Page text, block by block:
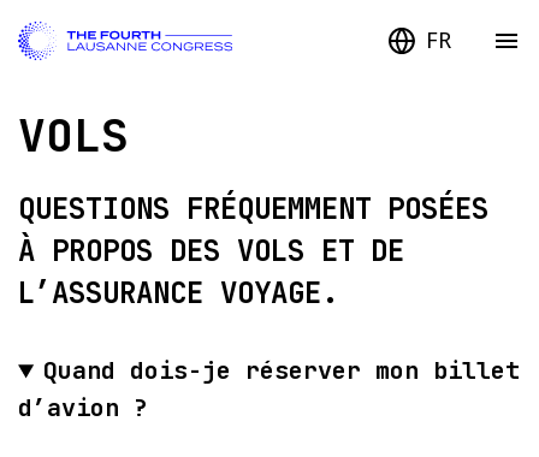
FR
VOLS
QUESTIONS FRÉQUEMMENT POSÉES
À PROPOS DES VOLS ET DE
L’ASSURANCE VOYAGE.
Quand dois-je réserver mon billet
d’avion ?